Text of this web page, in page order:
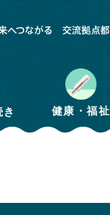
健康・福祉